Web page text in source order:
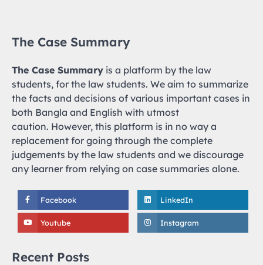
The Case Summary
The Case Summary is a platform by the law
students, for the law students. We aim to summarize
the facts and decisions of various important cases in
both Bangla and English with utmost
caution. However, this platform is in no way a
replacement for going through the complete
judgements by the law students and we discourage
any learner from relying on case summaries alone.
Facebook LinkedIn
Youtube Instagram
Recent Posts